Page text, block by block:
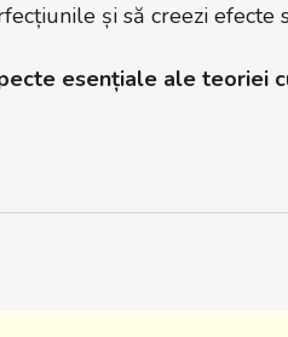
și să creezi efecte
esențiale ale teoriei